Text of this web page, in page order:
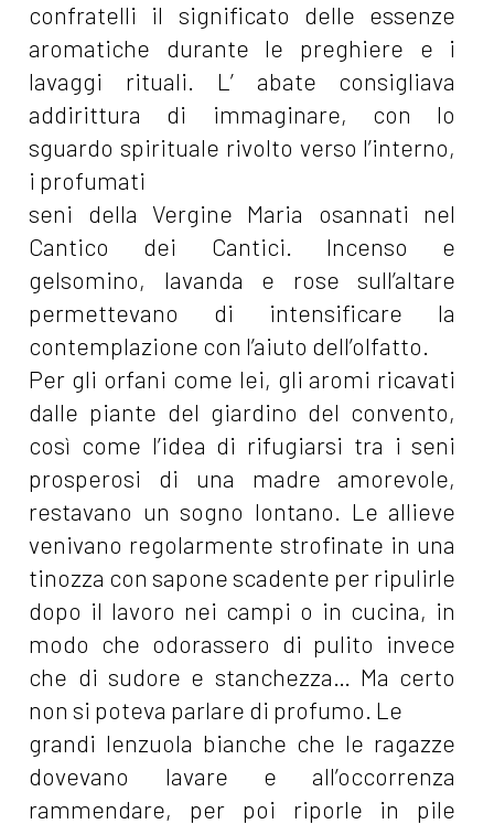
confratelli il significato delle essenze
aromatiche durante le preghiere e i
lavaggi rituali. L’ abate consigliava
addirittura di immaginare, con lo
sguardo spirituale rivolto verso l’interno,
i profumati
seni della Vergine Maria osannati nel
Cantico dei Cantici. Incenso e
gelsomino, lavanda e rose sull’altare
permettevano di intensificare la
contemplazione con l’aiuto dell’olfatto.
Per gli orfani come lei, gli aromi ricavati
dalle piante del giardino del convento,
così come l’idea di rifugiarsi tra i seni
prosperosi di una madre amorevole,
restavano un sogno lontano. Le allieve
venivano regolarmente strofinate in una
tinozza con sapone scadente per ripulirle
dopo il lavoro nei campi o in cucina, in
modo che odorassero di pulito invece
che di sudore e stanchezza… Ma certo
non si poteva parlare di profumo. Le
grandi lenzuola bianche che le ragazze
dovevano lavare e all’occorrenza
rammendare, per poi riporle in pile